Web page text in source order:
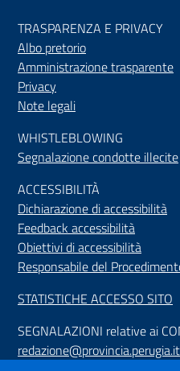
TRASPARENZA E PRIVACY
Albo pretorio
Amministrazione trasparente
Privacy
Note legali
WHISTLEBLOWING
Segnalazione condotte illecite
ACCESSIBILITÀ
Dichiarazione di accessibilità
Feedback accessibilità
Obiettivi di accessibilità
Responsabile del
STATISTICHE ACCESSO SITO
SEGNALAZIONI relative ai
redazione@provincia.perugia.it